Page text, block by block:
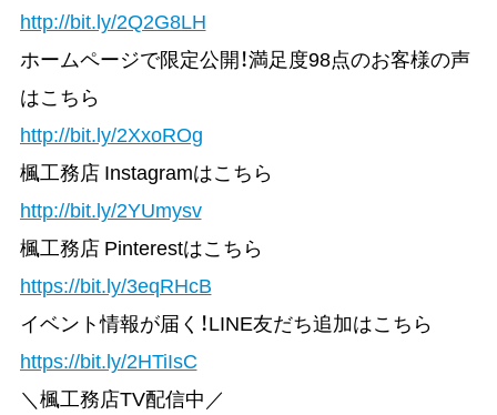
http://bit.ly/2Q2G8LH
ホームページで限定公開！満足度98点のお客様の声
はこちら
http://bit.ly/2XxoROg
楓工務店 Instagramはこちら
http://bit.ly/2YUmysv
楓工務店 Pinterestはこちら
https://bit.ly/3eqRHcB
イベント情報が届く！LINE友だち追加はこちら
https://bit.ly/2HTiIsC
＼楓工務店TV配信中／